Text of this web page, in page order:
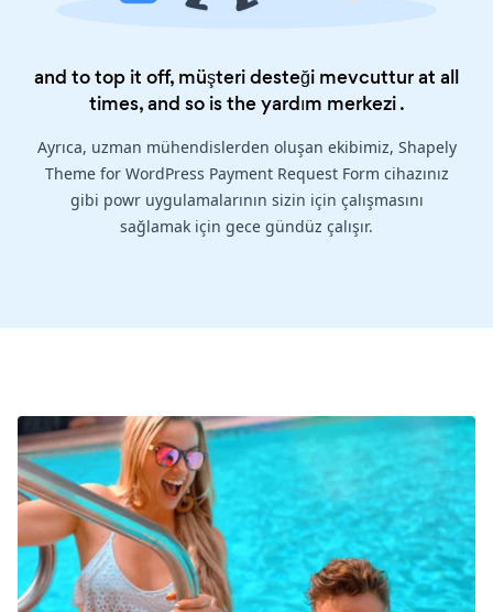
and to top it off, müşteri desteği mevcuttur at all
times, and so is theyardım merkezi.
Ayrıca, uzman mühendislerden oluşan ekibimiz, Shapely
Theme for WordPress Payment Request Form cihazınız
gibi powr uygulamalarının sizin için çalışmasını
sağlamak için gece gündüz çalışır.